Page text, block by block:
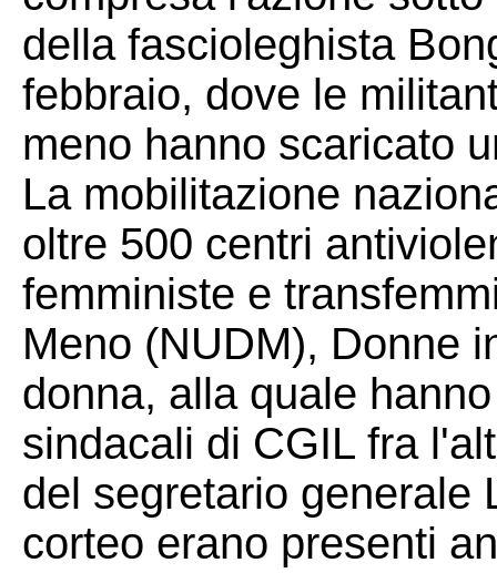
della fascioleghista
febbraio, dove le
meno hanno scaricato
La mobilitazione
oltre 500 centri
femministe e
Meno (NUDM), Donne
donna, alla quale
sindacali di CGIL fra
del segretario generale
corteo erano presenti